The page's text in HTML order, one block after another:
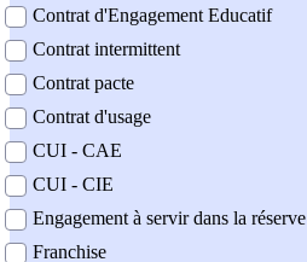
Contrat d'Engagement Educatif
Contrat intermittent
Contrat pacte
Contrat d'usage
CUI - CAE
CUI - CIE
Engagement à servir dans la réserve
Franchise